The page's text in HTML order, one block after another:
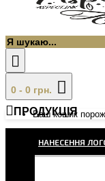
0 - 0 грн.
Ваш кошик
ПРОДУКЦІЯ
НАНЕСЕННЯ